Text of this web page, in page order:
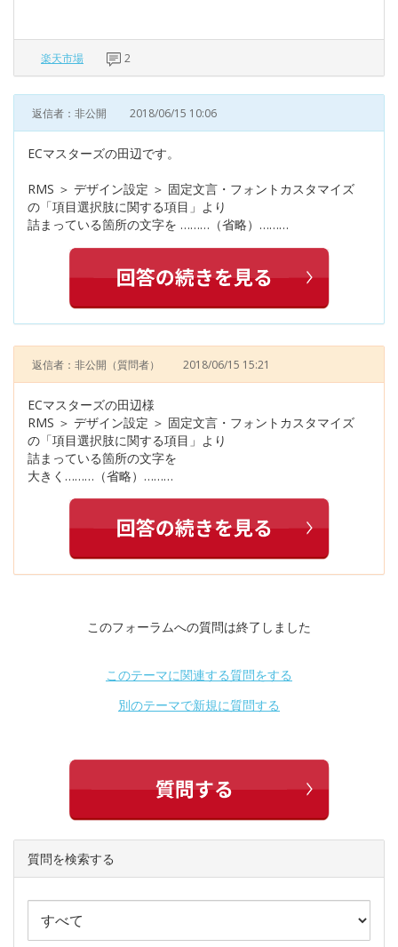
楽天市場 2
返信者：非公開 2018/06/15 10:06
ECマスターズの田辺です。
RMS ＞ デザイン設定 ＞ 固定文言・フォントカスタマイズ
の「項目選択肢に関する項目」より
詰まっている箇所の文字を ………（省略）………
返信者：非公開 （質問者） 2018/06/15 15:21
ECマスターズの田辺様
RMS ＞ デザイン設定 ＞ 固定文言・フォントカスタマイズ
の「項目選択肢に関する項目」より
詰まっている箇所の文字を
大きく………（省略）………
このフォーラムへの質問は終了しました
このテーマに関連する質問をする
別のテーマで新規に質問する
質問を検索する